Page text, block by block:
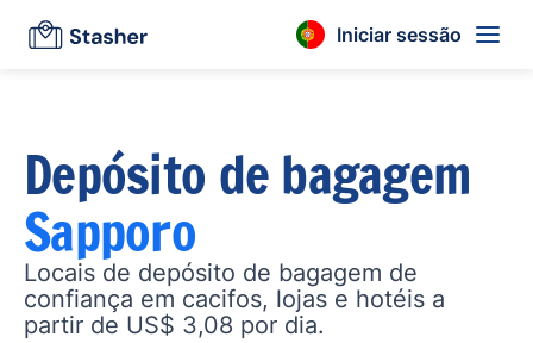
Iniciar sessão
Depósito de bagagem
Sapporo
Locais de depósito de bagagem de
confiança em cacifos, lojas e hotéis a
partir de US$ 3,08 por dia.